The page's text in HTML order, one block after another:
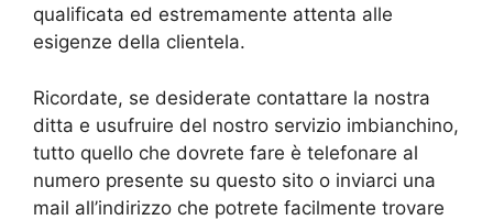
qualificata ed estremamente attenta alle
esigenze della clientela.
Ricordate, se desiderate contattare la nostra
ditta e usufruire del nostro servizio imbianchino,
tutto quello che dovrete fare è telefonare al
numero presente su questo sito o inviarci una
mail all’indirizzo che potrete facilmente trovare